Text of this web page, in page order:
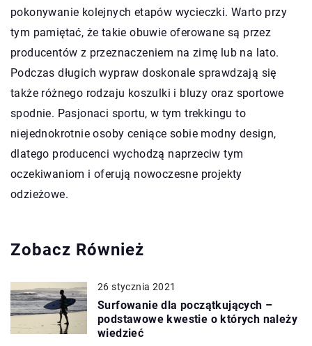
pokonywanie kolejnych etapów wycieczki. Warto przy
tym pamiętać, że takie obuwie oferowane są przez
producentów z przeznaczeniem na zimę lub na lato.
Podczas długich wypraw doskonale sprawdzają się
także różnego rodzaju koszulki i bluzy oraz sportowe
spodnie. Pasjonaci sportu, w tym trekkingu to
niejednokrotnie osoby ceniące sobie modny design,
dlatego producenci wychodzą naprzeciw tym
oczekiwaniom i oferują nowoczesne projekty
odzieżowe.
Zobacz Również
26 stycznia 2021
Surfowanie dla początkujących –
podstawowe kwestie o których należy
wiedzieć